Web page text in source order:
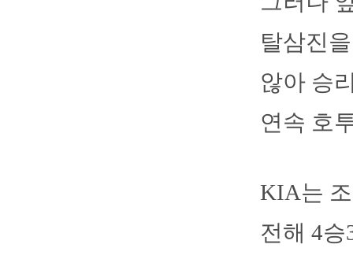
탈삼진
않아 승
연속 호
KIA는
전해 4